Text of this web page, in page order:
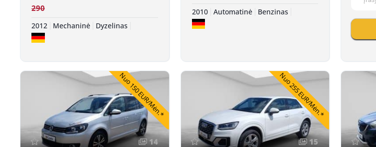
290
2012 Mechaninė Dyzelinas
2010 Automatinė Benzinas
Nuo 150 EUR/Mėn.*
14
Nuo 255 EUR/Mėn.*
15